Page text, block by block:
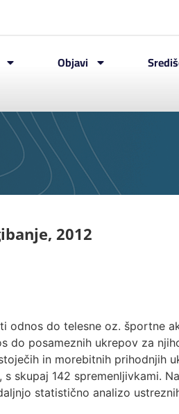
Objavi
2012
odnos do telesne oz. športne
do posameznih ukrepov za
in morebitnih prihodnjih
skupaj 142 spremenljivkami.
statistično analizo